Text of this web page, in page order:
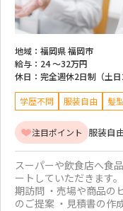
地域： 福岡県 福岡市
給与： 24 ～32万円
休日： 完全週休2日制（土
学歴不問 服装自由 髪
注目ポイント 服装自
スーパーや飲食店へ食
ートしていただきます
期訪問 ・売場や商品の
のご提案 ・見積書の作